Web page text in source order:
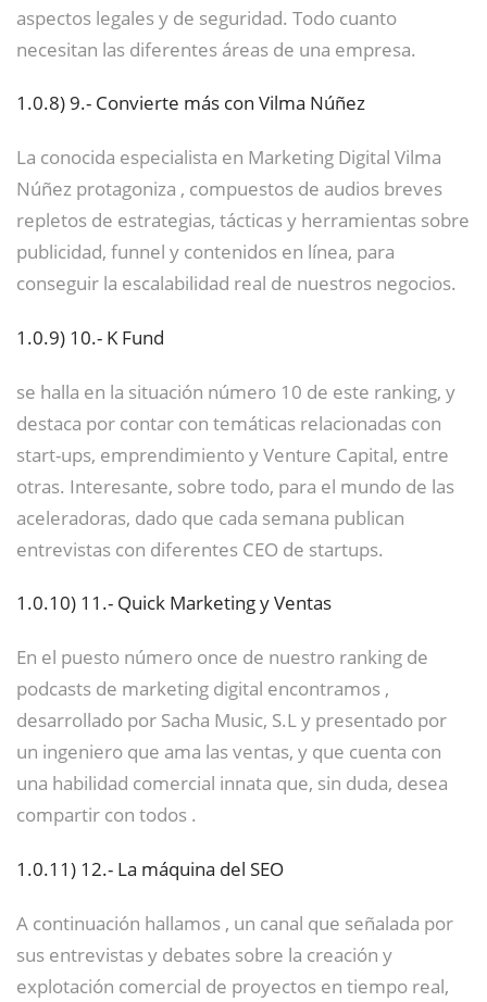
aspectos legales y de seguridad. Todo cuanto
necesitan las diferentes áreas de una empresa.
1.0.8) 9.- Convierte más con Vilma Núñez
La conocida especialista en Marketing Digital Vilma
Núñez protagoniza , compuestos de audios breves
repletos de estrategias, tácticas y herramientas sobre
publicidad, funnel y contenidos en línea, para
conseguir la escalabilidad real de nuestros negocios.
1.0.9) 10.- K Fund
se halla en la situación número 10 de este ranking, y
destaca por contar con temáticas relacionadas con
start-ups, emprendimiento y Venture Capital, entre
otras. Interesante, sobre todo, para el mundo de las
aceleradoras, dado que cada semana publican
entrevistas con diferentes CEO de startups.
1.0.10) 11.- Quick Marketing y Ventas
En el puesto número once de nuestro ranking de
podcasts de marketing digital encontramos ,
desarrollado por Sacha Music, S.L y presentado por
un ingeniero que ama las ventas, y que cuenta con
una habilidad comercial innata que, sin duda, desea
compartir con todos .
1.0.11) 12.- La máquina del SEO
A continuación hallamos , un canal que señalada por
sus entrevistas y debates sobre la creación y
explotación comercial de proyectos en tiempo real,